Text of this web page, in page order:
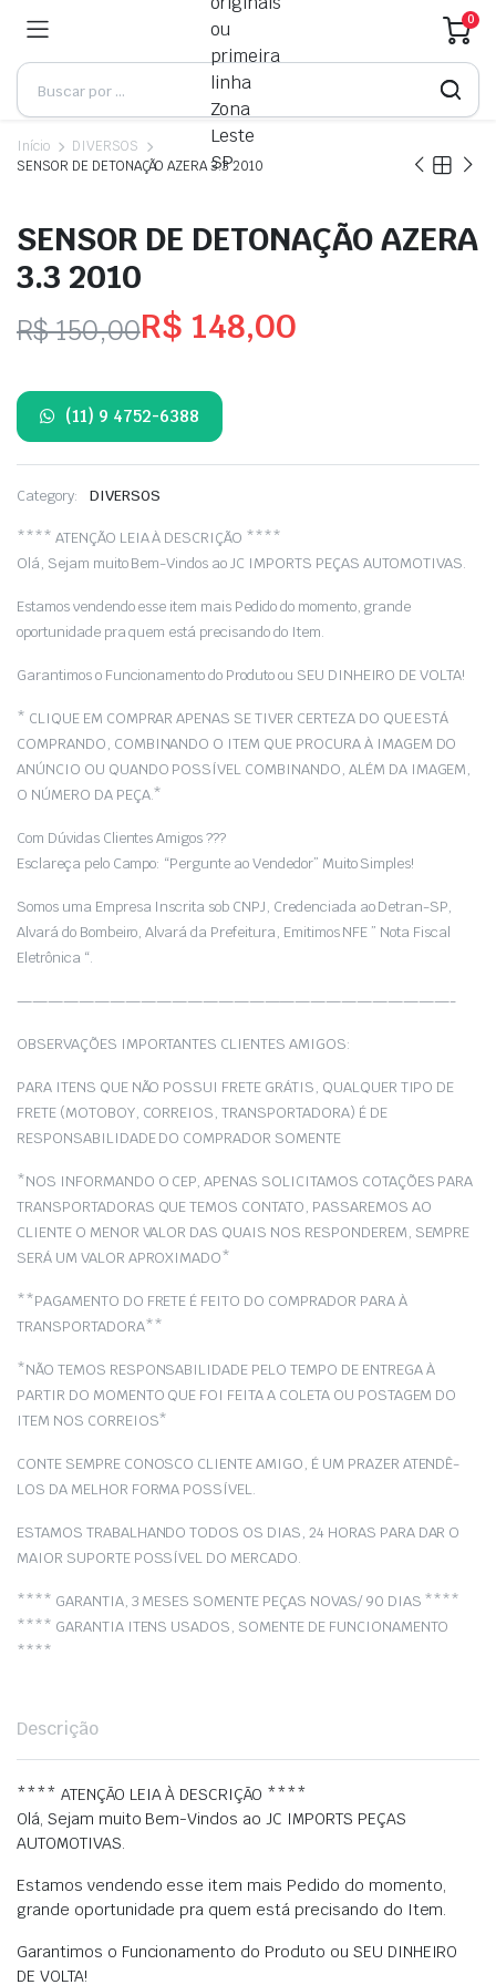
0
Início
DIVERSOS
SENSOR DE DETONAÇÃO AZERA 3.3 2010
SENSOR DE DETONAÇÃO AZERA
3.3 2010
R$150,00
preço
original
era:
R$ 150,00.
R$ 148,00
preço
atual
é:
R$ 148,00.
(11) 9 4752-6388
Category: DIVERSOS
**** ATENÇÃO LEIA À DESCRIÇÃO ****
Olá, Sejam muito Bem-Vindos ao JC IMPORTS PEÇAS AUTOMOTIVAS.
Estamos vendendo esse item mais Pedido do momento, grande
oportunidade pra quem está precisando do Item.
Garantimos o Funcionamento do Produto ou SEU DINHEIRO DE VOLTA!
* CLIQUE EM COMPRAR APENAS SE TIVER CERTEZA DO QUE ESTÁ
COMPRANDO, COMBINANDO O ITEM QUE PROCURA À IMAGEM DO
ANÚNCIO OU QUANDO POSSÍVEL COMBINANDO, ALÉM DA IMAGEM,
O NÚMERO DA PEÇA.*
Com Dúvidas Clientes Amigos ???
Esclareça pelo Campo: “Pergunte ao Vendedor” Muito Simples!
Somos uma Empresa Inscrita sob CNPJ, Credenciada ao Detran-SP,
Alvará do Bombeiro, Alvará da Prefeitura, Emitimos NFE ” Nota Fiscal
Eletrônica “.
————————————————————————————-
OBSERVAÇÕES IMPORTANTES CLIENTES AMIGOS:
PARA ITENS QUE NÃO POSSUI FRETE GRÁTIS, QUALQUER TIPO DE
FRETE (MOTOBOY, CORREIOS, TRANSPORTADORA) É DE
RESPONSABILIDADE DO COMPRADOR SOMENTE
*NOS INFORMANDO O CEP, APENAS SOLICITAMOS COTAÇÕES PARA
TRANSPORTADORAS QUE TEMOS CONTATO, PASSAREMOS AO
CLIENTE O MENOR VALOR DAS QUAIS NOS RESPONDEREM, SEMPRE
SERÁ UM VALOR APROXIMADO*
**PAGAMENTO DO FRETE É FEITO DO COMPRADOR PARA À
TRANSPORTADORA**
*NÃO TEMOS RESPONSABILIDADE PELO TEMPO DE ENTREGA À
PARTIR DO MOMENTO QUE FOI FEITA A COLETA OU POSTAGEM DO
ITEM NOS CORREIOS*
CONTE SEMPRE CONOSCO CLIENTE AMIGO, É UM PRAZER ATENDÊ-
LOS DA MELHOR FORMA POSSÍVEL.
ESTAMOS TRABALHANDO TODOS OS DIAS, 24 HORAS PARA DAR O
MAIOR SUPORTE POSSÍVEL DO MERCADO.
**** GARANTIA, 3 MESES SOMENTE PEÇAS NOVAS/ 90 DIAS ****
**** GARANTIA ITENS USADOS, SOMENTE DE FUNCIONAMENTO
****
Descrição
**** ATENÇÃO LEIA À DESCRIÇÃO ****
Olá, Sejam muito Bem-Vindos ao JC IMPORTS PEÇAS
AUTOMOTIVAS.
Estamos vendendo esse item mais Pedido do momento,
grande oportunidade pra quem está precisando do Item.
Garantimos o Funcionamento do Produto ou SEU DINHEIRO
DE VOLTA!